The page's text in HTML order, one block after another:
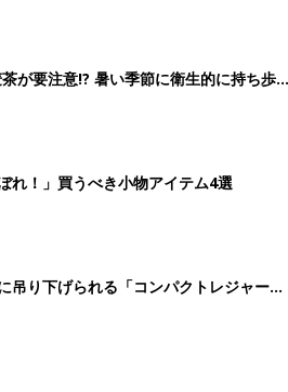
が要注意!? 暑い季節に衛生的に持ち歩
れ！」買うべき小物アイテム4選
吊り下げられる「コンパクトレジャーシ